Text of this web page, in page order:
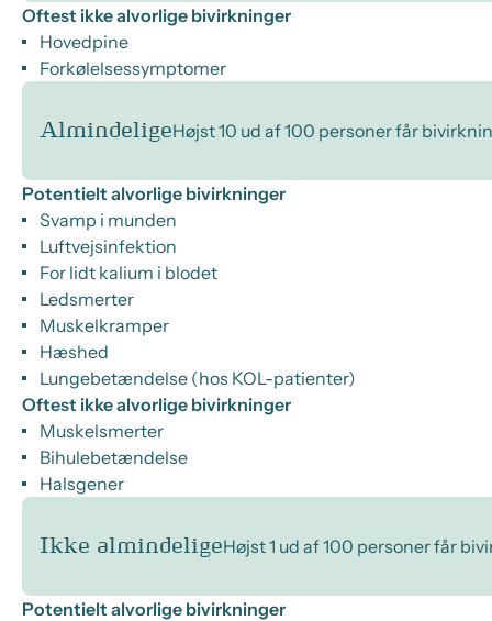
Oftest ikke alvorlige bivirkninger
Hovedpine
Forkølelsessymptomer
AlmindeligeHøjst 10 ud af 100 personer får
Potentielt alvorlige bivirkninger
Svamp i munden
Luftvejsinfektion
For lidt kalium i blodet
Ledsmerter
Muskelkramper
Hæshed
Lungebetændelse (hos KOL-patienter)
Oftest ikke alvorlige bivirkninger
Muskelsmerter
Bihulebetændelse
Halsgener
Ikke almindeligeHøjst 1 ud af 100 personer får
Potentielt alvorlige bivirkninger